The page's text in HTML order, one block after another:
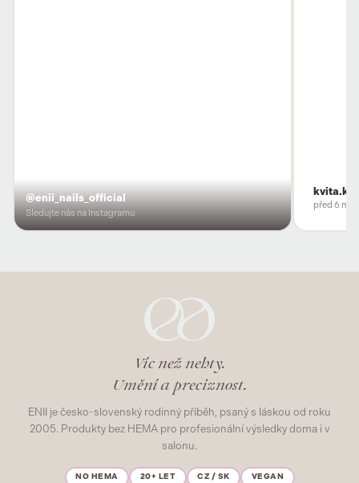
@enii_nails_official
Sledujte nás na Instagramu
před 6
Víc než nehty.
Umění a preciznost.
ENII je česko-slovenský rodinný příběh, psaný s láskou od roku
2005. Produkty bez HEMA pro profesionální výsledky doma i v
salonu.
NO HEMA 20+ LET CZ / SK VEGAN